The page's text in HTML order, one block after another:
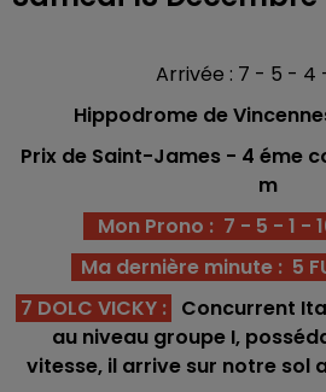
Arrivée : 7 - 5 - 4
Hippodrome de
Prix de Saint-James - 4 éme
m
Mon Prono : 7 - 5 - 1 -
Ma dernière minute : 5
7 DOLC VICKY : Concurrent
au niveau groupe I,
vitesse, il arrive sur notre sol